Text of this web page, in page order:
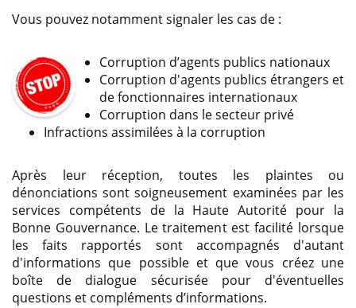
Vous pouvez notamment signaler les cas de :
Corruption d’agents publics nationaux
Corruption d'agents publics étrangers et
de fonctionnaires internationaux
Corruption dans le secteur privé
Infractions assimilées à la corruption
Après leur réception, toutes les plaintes ou
dénonciations sont soigneusement examinées par les
services compétents de la Haute Autorité pour la
Bonne Gouvernance. Le traitement est facilité lorsque
les faits rapportés sont accompagnés d'autant
d'informations que possible et que vous créez une
boîte de dialogue sécurisée pour d'éventuelles
questions et compléments d’informations.